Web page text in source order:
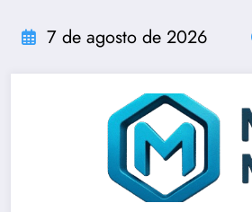
para
conteúdo
7 de agosto de 2026